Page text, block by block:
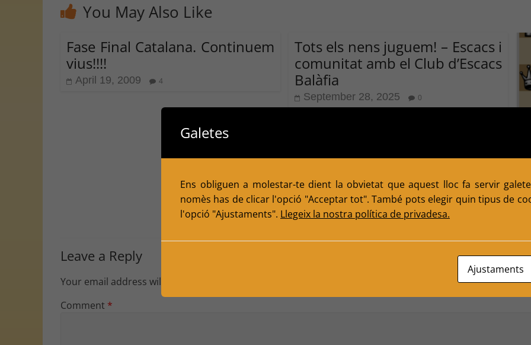
You May Also Like
Fase Final Catalana. Continuem
vius!!!!
April 19, 2009 4
Tots els nens juguem! – Escacs i
comunitat amb el Club d’Escacs
Balàfia
September 28, 2025 0
Leave a Reply
Your email address will not be published.
Comment *
Galetes
Ens obliguen a molestar-te dient la obvietat que aquest lloc fa servir
nomès has de clicar l'opció "Acceptar tot". També pots elegir quin tipus de
l'opció "Ajustaments". Llegeix la nostra política de privadesa.
Ajustaments